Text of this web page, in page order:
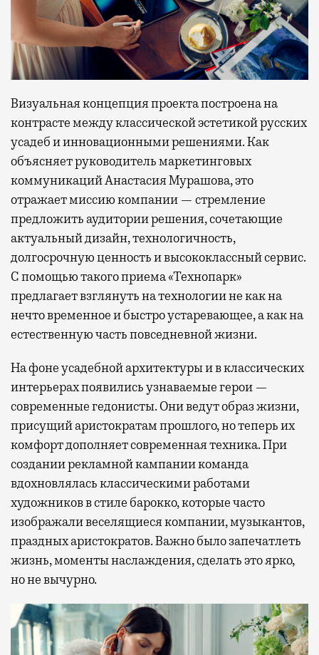
Визуальная концепция проекта построена на
контрасте между классической эстетикой русских
усадеб и инновационными решениями. Как
объясняет руководитель маркетинговых
коммуникаций Анастасия Мурашова, это
отражает миссию компании — стремление
предложить аудитории решения, сочетающие
актуальный дизайн, технологичность,
долгосрочную ценность и высококлассный сервис.
С помощью такого приема «Технопарк»
предлагает взглянуть на технологии не как на
нечто временное и быстро устаревающее, а как на
естественную часть повседневной жизни.
На фоне усадебной архитектуры и в классических
интерьерах появились узнаваемые герои —
современные гедонисты. Они ведут образ жизни,
присущий аристократам прошлого, но теперь их
комфорт дополняет современная техника. При
создании рекламной кампании команда
вдохновлялась классическими работами
художников в стиле барокко, которые часто
изображали веселящиеся компании, музыкантов,
праздных аристократов. Важно было запечатлеть
жизнь, моменты наслаждения, сделать это ярко,
но не вычурно.